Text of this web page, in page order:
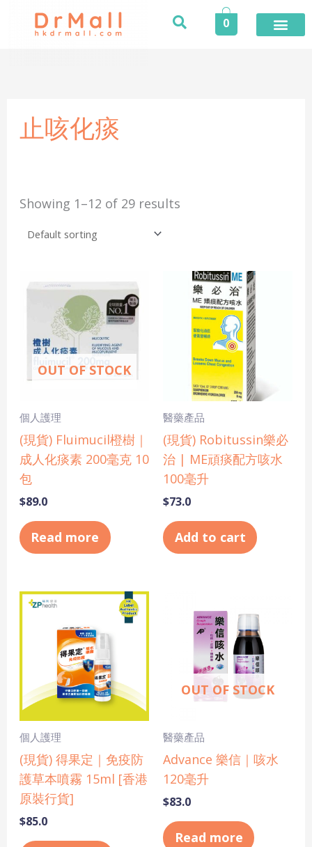
0
止咳化痰
Showing 1–12 of 29 results
OUT OF STOCK
個人護理
(現貨) Fluimucil橙樹｜
成人化痰素 200毫克 10
包
$89.0
Read more
醫藥產品
(現貨) Robitussin樂必
治 | ME頑痰配方咳水
100毫升
$73.0
Add to cart
個人護理
(現貨) 得果定｜免疫防
護草本噴霧 15ml [香港
原裝行貨]
$85.0
OUT OF STOCK
醫藥產品
Advance 樂信｜咳水
120毫升
$83.0
Read more